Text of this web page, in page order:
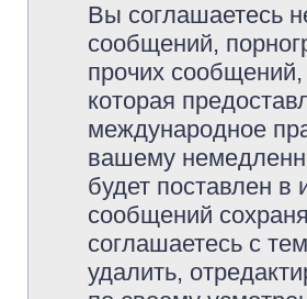
Вы соглашаетесь
сообщений,
прочих
которая
международное
вашему
будет поставлен
сообщений
соглашаетесь с
удалить,